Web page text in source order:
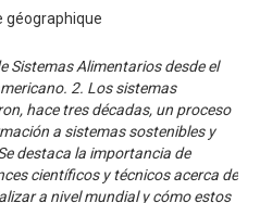
géographique
Sistemas Alimentarios desde el
2. Los sistemas
hace tres décadas, un proceso
a sistemas sostenibles y
destaca la importancia de
científicos y técnicos acerca de
a nivel mundial y cómo estos